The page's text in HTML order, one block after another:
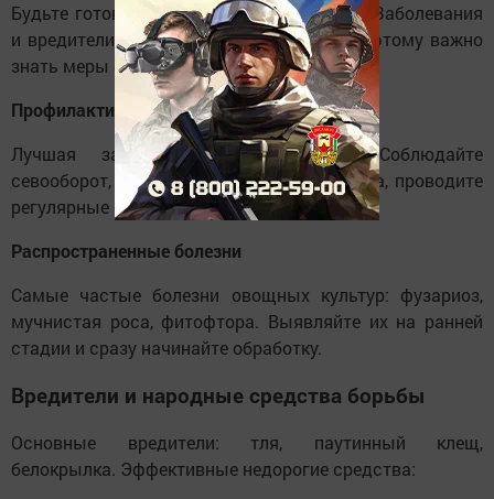
Будьте готовы к возможным проблемам. Заболевания
и вредители могут уничтожить урожай, поэтому важно
знать меры борьбы.
Профилактика
Лучшая защита — профилактика. Соблюдайте
севооборот, используйте устойчивые сорта, проводите
регулярные обработки.
Распространенные болезни
Самые частые болезни овощных культур: фузариоз,
мучнистая роса, фитофтора. Выявляйте их на ранней
стадии и сразу начинайте обработку.
Вредители и народные средства борьбы
Основные вредители: тля, паутинный клещ,
белокрылка. Эффективные недорогие средства: